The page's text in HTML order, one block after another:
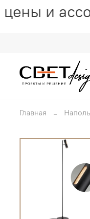
и
Главная